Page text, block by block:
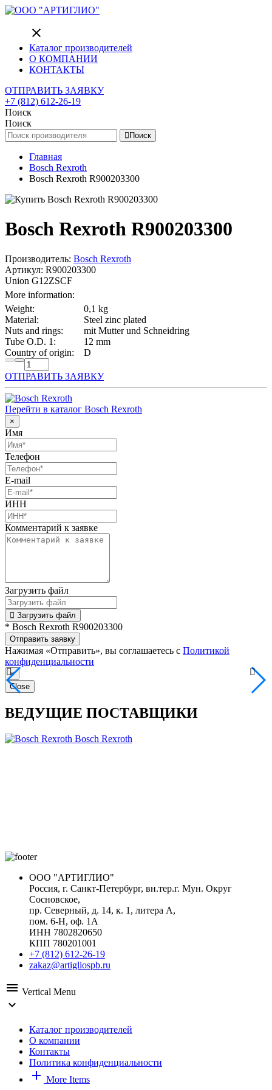
close
Каталог производителей
О КОМПАНИИ
КОНТАКТЫ
ОТПРАВИТЬ ЗАЯВКУ
+7 (812) 612-26-19
Поиск
Поиск
Поиск
Главная
Bosch Rexroth
Bosch Rexroth R900203300
Bosch Rexroth R900203300
Производитель: Bosch Rexroth
Артикул: R900203300
Union G12ZSCF
More information:
Weight:
0,1 kg
Material:
Steel zinc plated
Nuts and rings:
mit Mutter und Schneidring
Tube O.D. 1:
12 mm
Country of origin:
D
ОТПРАВИТЬ ЗАЯВКУ
Перейти в каталог Bosch Rexroth
×
Имя
Телефон
E-mail
ИНН
Комментарий к заявке
Загрузить файл
Загрузить файл
* Bosch Rexroth R900203300
Отправить заявку
Нажимая «Отправить», вы соглашаетесь с Политикой
конфиденциальности
×
Close
ВЕДУЩИЕ ПОСТАВЩИКИ
Bosch Rexroth
ООО "АРТИГЛИО"
Россия, г. Санкт-Петербург, вн.тер.г. Мун. Округ
Сосновское,
пр. Северный, д. 14, к. 1, литера А,
пом. 6-Н, оф. 1А
ИНН 7802820650
КПП 780201001
+7 (812) 612-26-19
zakaz@artigliospb.ru
menu Vertical Menu
expand_more
Каталог производителей
О компании
Контакты
Политика конфиденциальности
add More Items